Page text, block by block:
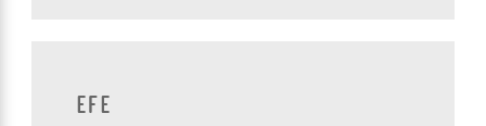
EFE